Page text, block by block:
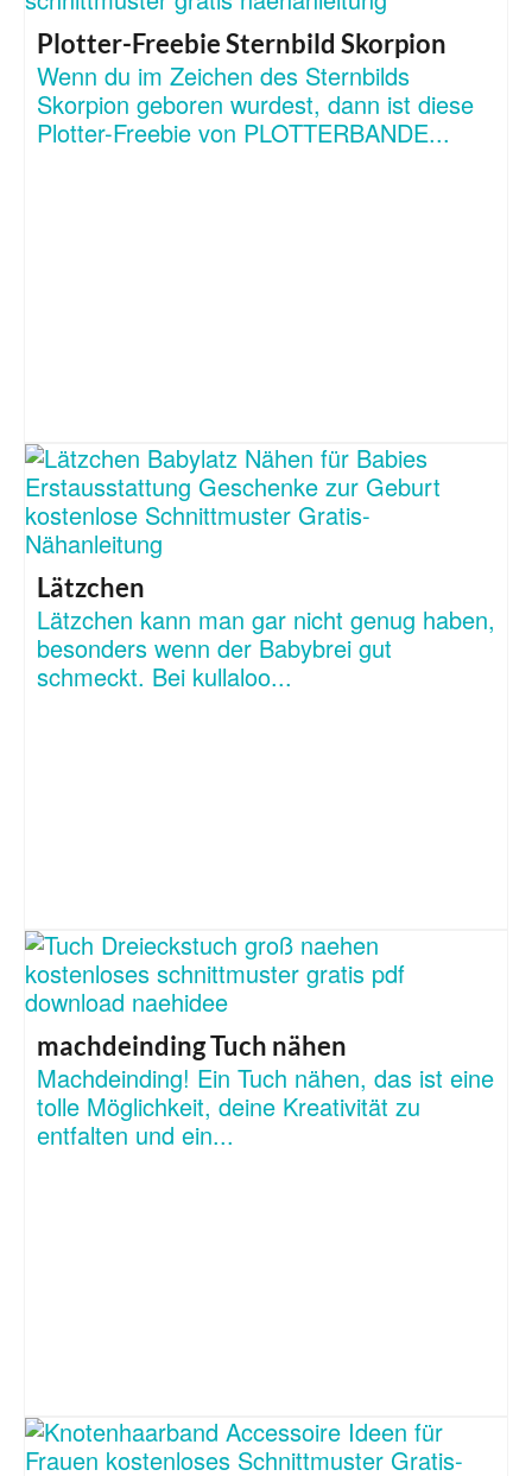
Plotter-Freebie Sternbild Skorpion
Wenn du im Zeichen des Sternbilds
Skorpion geboren wurdest, dann ist diese
Plotter-Freebie von PLOTTERBANDE...
Lätzchen
Lätzchen kann man gar nicht genug haben,
besonders wenn der Babybrei gut
schmeckt. Bei kullaloo...
machdeinding Tuch nähen
Machdeinding! Ein Tuch nähen, das ist eine
tolle Möglichkeit, deine Kreativität zu
entfalten und ein...